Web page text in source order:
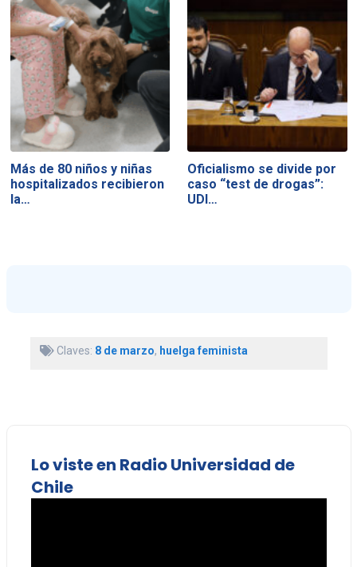
Más de 80 niños y niñas
hospitalizados recibieron
la…
Oficialismo se divide por
caso “test de drogas”:
UDI…
Claves: 8 de marzo, huelga feminista
Lo viste en Radio Universidad de
Chile